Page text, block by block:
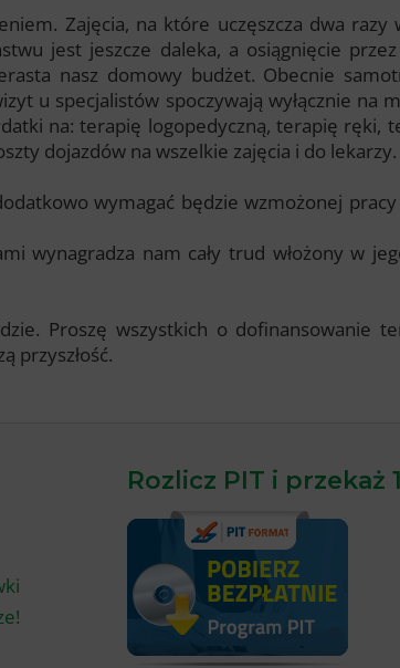
Zajęcia, na które uczęszcza dwa razy
jest jeszcze daleka, a osiągnięcie
nasz domowy budżet. Obecnie
u specjalistów spoczywają wyłącznie na
na: terapię logopedyczną, terapię ręki,
dojazdów na wszelkie zajęcia i do lekarzy.
wymagać będzie wzmożonej
wynagradza nam cały trud włożony w
Proszę wszystkich o dofinansowanie
przyszłość.
Rozlicz PIT i przekaż